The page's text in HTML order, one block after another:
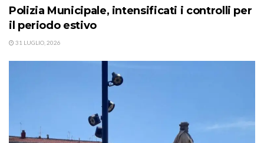
Polizia Municipale, intensificati i controlli per
il periodo estivo
31 LUGLIO, 2026